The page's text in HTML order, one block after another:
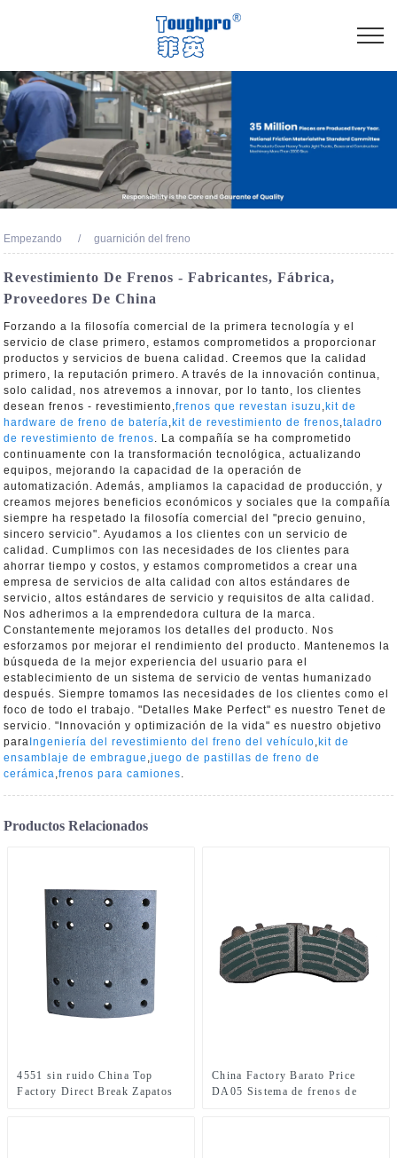
Empezando guarnición del freno
Revestimiento De Frenos - Fabricantes, Fábrica,
Proveedores De China
Forzando a la filosofía comercial de la primera tecnología y el
servicio de clase primero, estamos comprometidos a proporcionar
productos y servicios de buena calidad. Creemos que la calidad
primero, la reputación primero. A través de la innovación continua,
solo calidad, nos atrevemos a innovar, por lo tanto, los clientes
desean frenos - revestimiento,frenos que revestan isuzu ,kit de
hardware de freno de batería ,kit de revestimiento de frenos ,taladro
de revestimiento de frenos
. La compañía se ha comprometido
continuamente con la transformación tecnológica, actualizando
equipos, mejorando la capacidad de la operación de
automatización. Además, ampliamos la capacidad de producción, y
creamos mejores beneficios económicos y sociales que la compañía
siempre ha respetado la filosofía comercial del "precio genuino,
sincero servicio". Ayudamos a los clientes con un servicio de
calidad. Cumplimos con las necesidades de los clientes para
ahorrar tiempo y costos, y estamos comprometidos a crear una
empresa de servicios de alta calidad con altos estándares de
servicio, altos estándares de servicio y requisitos de alta calidad.
Nos adherimos a la emprendedora cultura de la marca.
Constantemente mejoramos los detalles del producto. Nos
esforzamos por mejorar el rendimiento del producto. Mantenemos la
búsqueda de la mejor experiencia del usuario para el
establecimiento de un sistema de servicio de ventas humanizado
después. Siempre tomamos las necesidades de los clientes como el
foco de todo el trabajo. "Detalles Make Perfect" es nuestro Tenet de
servicio. "Innovación y optimización de la vida" es nuestro objetivo
para Ingeniería del revestimiento del freno del vehículo ,kit de
ensamblaje de embrague ,juego de pastillas de freno de
cerámica ,frenos para camiones
Productos Relacionados
4551 sin ruido China Top
Factory Direct Break Zapatos
China Factory Barato Price
DA05 Sistema de frenos de